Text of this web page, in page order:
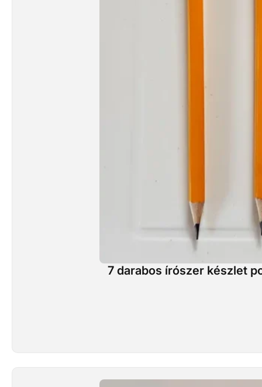
7 darabos írószer készlet